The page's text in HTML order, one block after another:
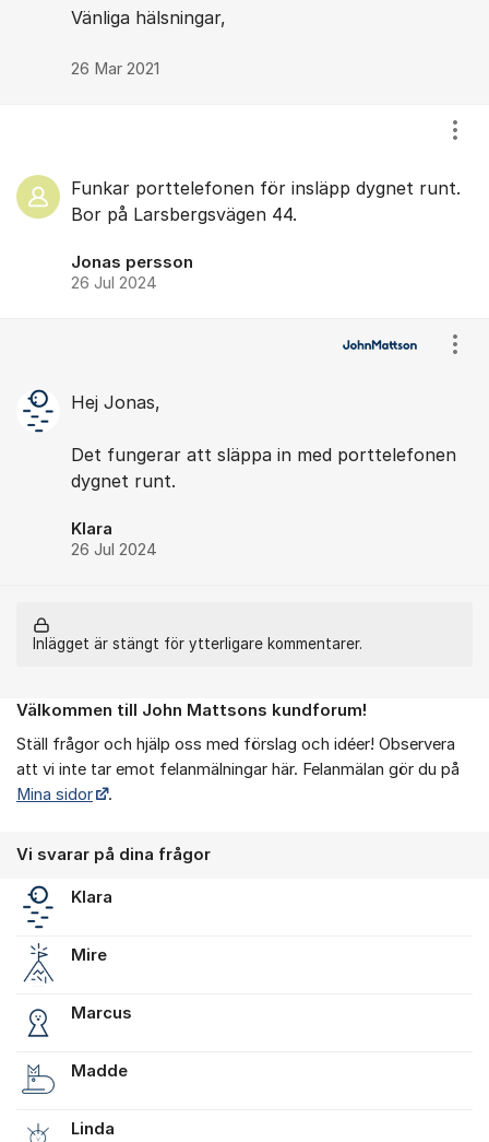
Vänliga hälsningar,
26 Mar 2021
Funkar porttelefonen för insläpp dygnet runt.
Bor på Larsbergsvägen 44.
Jonas persson
26 Jul 2024
Hej Jonas,
Det fungerar att släppa in med porttelefonen
dygnet runt.
Klara
26 Jul 2024
Inlägget är stängt för ytterligare kommentarer.
Om forumet
Välkommen till John Mattsons kundforum!
Ställ frågor och hjälp oss med förslag och idéer! Observera
att vi inte tar emot felanmälningar här. Felanmälan gör du på
Mina sidor
.
Vi svarar på dina frågor
Klara
Mire
Marcus
Madde
Linda